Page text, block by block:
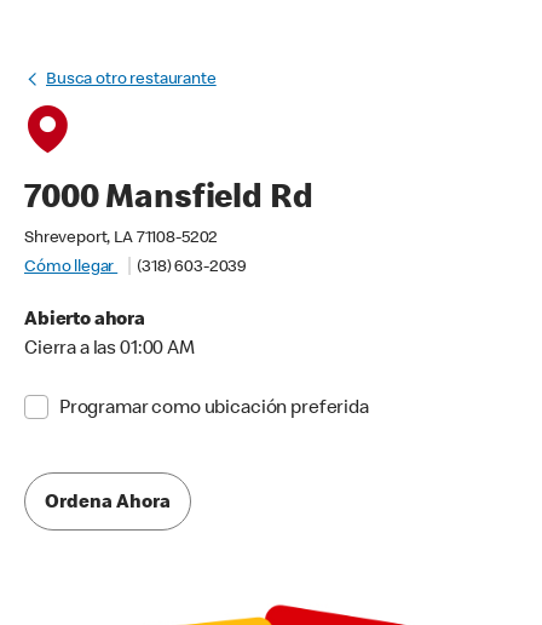
Busca otro restaurante
7000 Mansfield Rd
Shreveport, LA 71108-5202
Cómo llegar
(318) 603-2039
Abierto ahora
Cierra a las 01:00 AM
Programar como ubicación preferida
Ordena Ahora